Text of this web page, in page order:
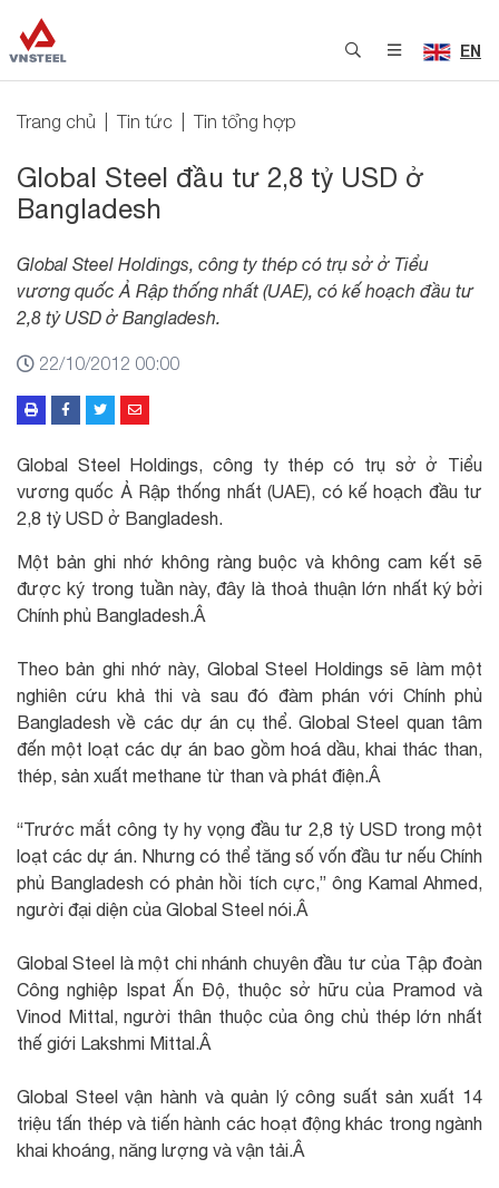
EN
Trang chủ Tin tức Tin tổng hợp
Global Steel đầu tư 2,8 tỷ USD ở
Bangladesh
Global Steel Holdings, công ty thép có trụ sở ở Tiểu
vương quốc Ả Rập thống nhất (UAE), có kế hoạch đầu tư
2,8 tỷ USD ở Bangladesh.
22/10/2012 00:00
Global Steel Holdings, công ty thép có trụ sở ở Tiểu
vương quốc Ả Rập thống nhất (UAE), có kế hoạch đầu tư
2,8 tỷ USD ở Bangladesh.
Một bản ghi nhớ không ràng buộc và không cam kết sẽ
được ký trong tuần này, đây là thoả thuận lớn nhất ký bởi
Chính phủ Bangladesh.Â
Theo bản ghi nhớ này, Global Steel Holdings sẽ làm một
nghiên cứu khả thi và sau đó đàm phán với Chính phủ
Bangladesh về các dự án cụ thể. Global Steel quan tâm
đến một loạt các dự án bao gồm hoá dầu, khai thác than,
thép, sản xuất methane từ than và phát điện.Â
“Trước mắt công ty hy vọng đầu tư 2,8 tỷ USD trong một
loạt các dự án. Nhưng có thể tăng số vốn đầu tư nếu Chính
phủ Bangladesh có phản hồi tích cực,” ông Kamal Ahmed,
người đại diện của Global Steel nói.Â
Global Steel là một chi nhánh chuyên đầu tư của Tập đoàn
Công nghiệp Ispat Ấn Độ, thuộc sở hữu của Pramod và
Vinod Mittal, người thân thuộc của ông chủ thép lớn nhất
thế giới Lakshmi Mittal.Â
Global Steel vận hành và quản lý công suất sản xuất 14
triệu tấn thép và tiến hành các hoạt động khác trong ngành
khai khoáng, năng lượng và vận tải.Â